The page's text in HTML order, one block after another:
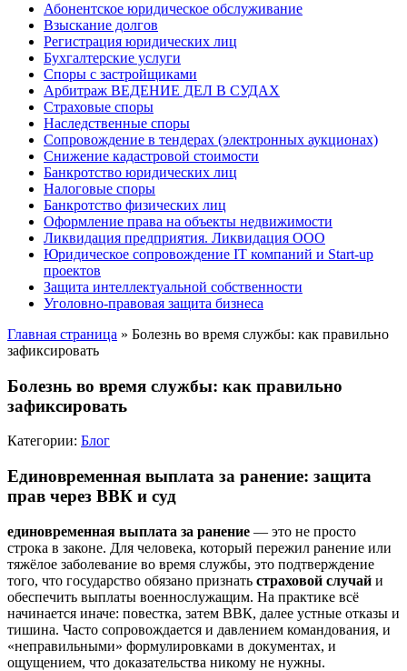
Абонентское юридическое обслуживание
Взыскание долгов
Регистрация юридических лиц
Бухгалтерские услуги
Споры с застройщиками
Арбитраж ВЕДЕНИЕ ДЕЛ В СУДАХ
Страховые споры
Наследственные споры
Сопровождение в тендерах (электронных аукционах)
Снижение кадастровой стоимости
Банкротство юридических лиц
Налоговые споры
Банкротство физических лиц
Оформление права на объекты недвижимости
Ликвидация предприятия. Ликвидация ООО
Юридическое сопровождение IT компаний и Start-up
проектов
Защита интеллектуальной собственности
Уголовно-правовая защита бизнеса
Главная страница » Болезнь во время службы: как правильно
зафиксировать
Болезнь во время службы: как правильно
зафиксировать
Категории: Блог
Единовременная выплата за ранение: защита
прав через ВВК и суд
единовременная выплата за ранение — это не просто
строка в законе. Для человека, который пережил ранение или
тяжёлое заболевание во время службы, это подтверждение
того, что государство обязано признать страховой случай и
обеспечить выплаты военнослужащим. На практике всё
начинается иначе: повестка, затем ВВК, далее устные отказы и
тишина. Часто сопровождается и давлением командования, и
«неправильными» формулировками в документах, и
ощущением, что доказательства никому не нужны.